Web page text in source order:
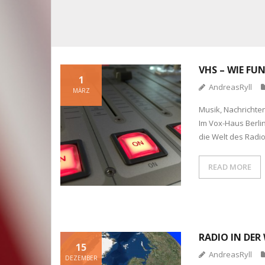
VHS – WIE
1
MÄRZ AndreasRyll
Musik,
Im Vox-Haus
die Welt des
READ MORE
RADIO IN DER
15
DEZEMBER AndreasRyll